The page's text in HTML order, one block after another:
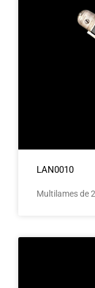
LAN0010
Multilames de